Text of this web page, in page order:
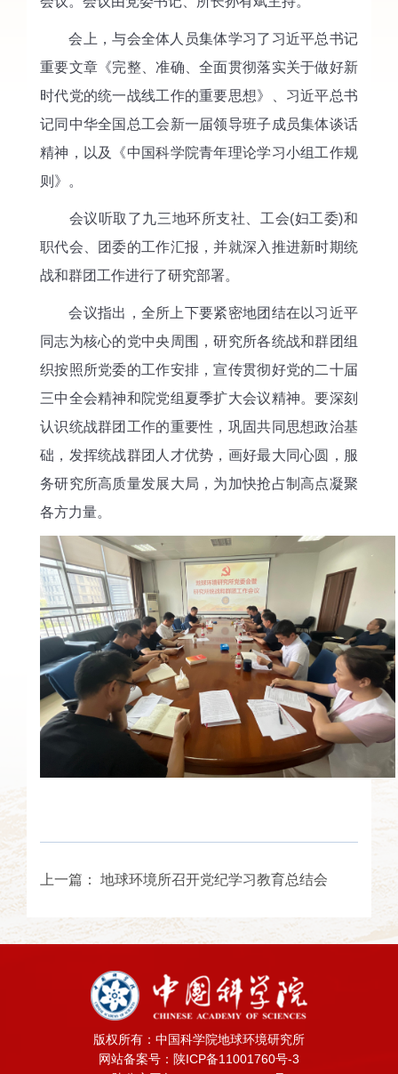
会上，与会全体人员集体学习了习近平总书记
重要文章《完整、准确、全面贯彻落实关于做好新
时代党的统一战线工作的重要思想》、习近平总书
记同中华全国总工会新一届领导班子成员集体谈话
精神，以及《中国科学院青年理论学习小组工作规
则》。
会议听取了九三地环所支社、工会(妇工委)和
职代会、团委的工作汇报，并就深入推进新时期统
战和群团工作进行了研究部署。
会议指出，全所上下要紧密地团结在以习近平
同志为核心的党中央周围，研究所各统战和群团组
织按照所党委的工作安排，宣传贯彻好党的二十届
三中全会精神和院党组夏季扩大会议精神。要深刻
认识统战群团工作的重要性，巩固共同思想政治基
础，发挥统战群团人才优势，画好最大同心圆，服
务研究所高质量发展大局，为加快抢占制高点凝聚
各方力量。
上一篇： 地球环境所召开党纪学习教育总结会
版权所有：中国科学院地球环境研究所
网站备案号：陕ICP备11001760号-3